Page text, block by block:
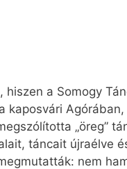
hiszen a Somogy
kaposvári
„öreg”
táncait újraélve
nem